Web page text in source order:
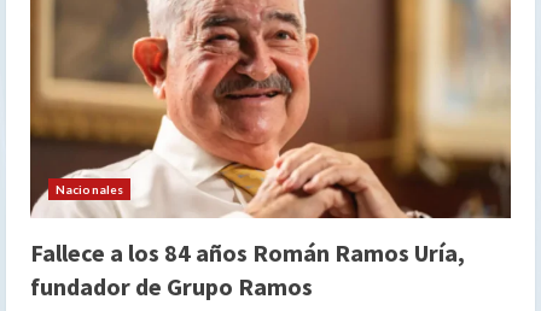
Nacionales
Fallece a los 84 años Román Ramos Uría,
fundador de Grupo Ramos